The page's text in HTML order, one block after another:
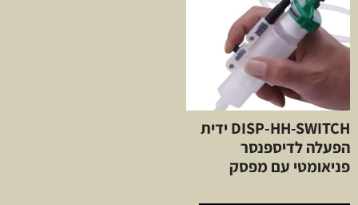
DISP-HH-SWITCH ידית
הפעלה לדיספנסר
פניאומטי עם מפסק